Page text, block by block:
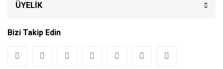
ÜYELİK
Bizi Takip Edin